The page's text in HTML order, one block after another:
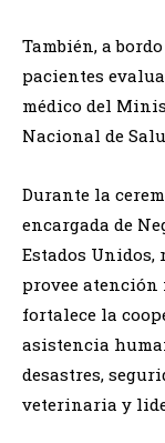
También, a
pacientes
médico del
Nacional de
Durante la
encargada de
Estados
provee
fortalece la
asistencia
desastres,
veterinaria y